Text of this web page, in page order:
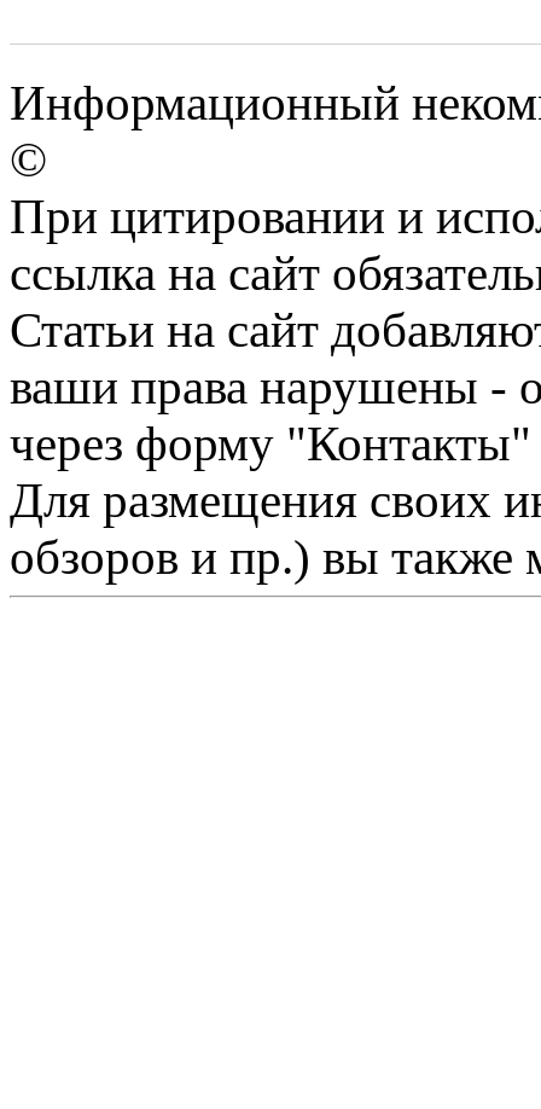
Информационный
©
При цитировании и
ссылка на сайт
Статьи на сайт
ваши права нарушены -
через форму "Контакты"
Для размещения своих
обзоров и пр.) вы также